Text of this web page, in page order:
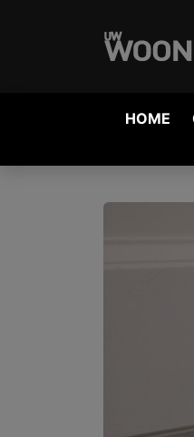
HOME